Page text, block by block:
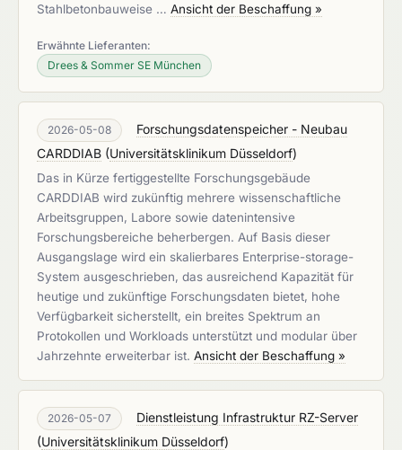
Stahlbetonbauweise … Ansicht der Beschaffung »
Erwähnte Lieferanten:
Drees & Sommer SE München
2026-05-08
Forschungsdatenspeicher - Neubau
CARDDIAB (Universitätsklinikum Düsseldorf)
Das in Kürze fertiggestellte Forschungsgebäude
CARDDIAB wird zukünftig mehrere wissenschaftliche
Arbeitsgruppen, Labore sowie datenintensive
Forschungsbereiche beherbergen. Auf Basis dieser
Ausgangslage wird ein skalierbares Enterprise-storage-
System ausgeschrieben, das ausreichend Kapazität für
heutige und zukünftige Forschungsdaten bietet, hohe
Verfügbarkeit sicherstellt, ein breites Spektrum an
Protokollen und Workloads unterstützt und modular über
Jahrzehnte erweiterbar ist. Ansicht der Beschaffung »
2026-05-07
Dienstleistung Infrastruktur RZ-Server
(Universitätsklinikum Düsseldorf)